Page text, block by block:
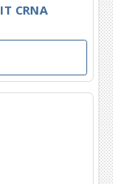
CRNA